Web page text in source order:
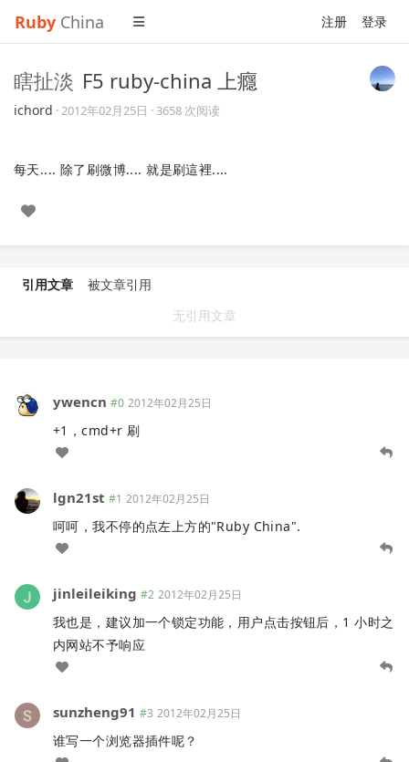
Ruby China 注册 登录
瞎扯淡 F5 ruby-china 上癮
ichord ·2012年02月25日 · 3658 次阅读
每天.... 除了刷微博.... 就是刷這裡....
引用文章
被文章引用
无引用文章
ywencn #0 2012年02月25日
+1，cmd+r 刷
lgn21st #1 2012年02月25日
呵呵，我不停的点左上方的"Ruby China".
jinleileiking #2 2012年02月25日
我也是，建议加一个锁定功能，用户点击按钮后，1 小时之
内网站不予响应
sunzheng91 #3 2012年02月25日
谁写一个浏览器插件呢？